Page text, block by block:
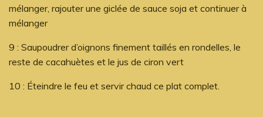
mélanger, rajouter une giclée de sauce soja et continuer à
mélanger
9 : Saupoudrer d’oignons finement taillés en rondelles, le
reste de cacahuètes et le jus de ciron vert
10 : Éteindre le feu et servir chaud ce plat complet.